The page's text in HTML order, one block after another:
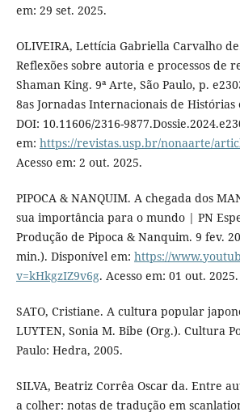
em: 29 set. 2025.
OLIVEIRA, Lettícia Gabriella Carvalho
Reflexões sobre autoria e processos de
Shaman King. 9ª Arte, São Paulo, p.
8as Jornadas Internacionais de Histórias
DOI: 10.11606/2316-
em: https://revistas.usp.br/nonaarte/
Acesso em: 2 out. 2025.
PIPOCA & NANQUIM. A chegada dos
sua importância para o mundo | PN
Produção de Pipoca & Nanquim. 9 fev.
min.). Disponível em: https://
v=kHkgzIZ9v6g. Acesso em: 01 out. 2025.
SATO, Cristiane. A cultura popular
LUYTEN, Sonia M. Bibe (Org.). Cultura
Paulo: Hedra, 2005.
SILVA, Beatriz Corrêa Oscar da. Entre
a colher: notas de tradução em